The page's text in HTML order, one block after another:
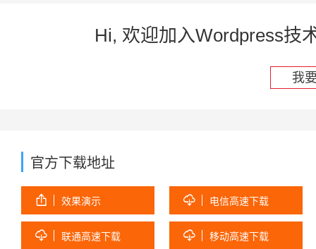
Hi, 欢迎加入Wordpress技
我
官方下载地址
 效果演示  电信高速下载
 联通高速下载  移动高速下载